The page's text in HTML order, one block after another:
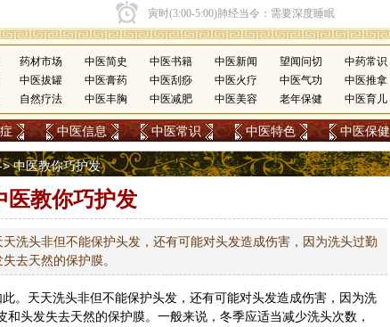
药材市场 中医简史 中医书籍 中医新闻 望闻问切 中药常识
中医拔罐 中医膏药 中医刮痧 中医火疗 中医气功 中医推拿
自然疗法 中医丰胸 中医减肥 中医美容 老年保健 中医育儿
中医信息 中医常识 中医特色 中医保健
中医教你巧护发
医教你巧护发
洗头非但不能保护头发，还有可能对头发造成伤害，因为洗头过勤
去天然的保护膜。
。天天洗头非但不能保护头发，还有可能对头发造成伤害，因为洗
头发失去天然的保护膜。一般来说，冬季应适当减少洗头次数，